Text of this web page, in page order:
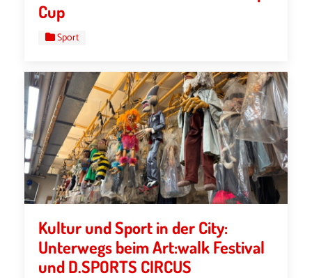
Cup
Sport
Kultur und Sport in der City:
Unterwegs beim Art:walk Festival
und D.SPORTS CIRCUS